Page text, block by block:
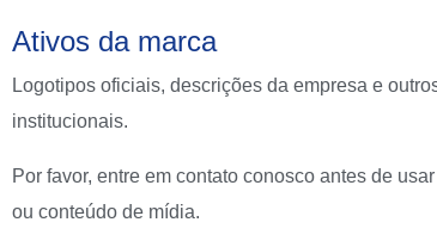
Ativos da marca
Logotipos oficiais, descrições da empresa e
institucionais.
Por favor, entre em contato conosco antes de
ou conteúdo de mídia.